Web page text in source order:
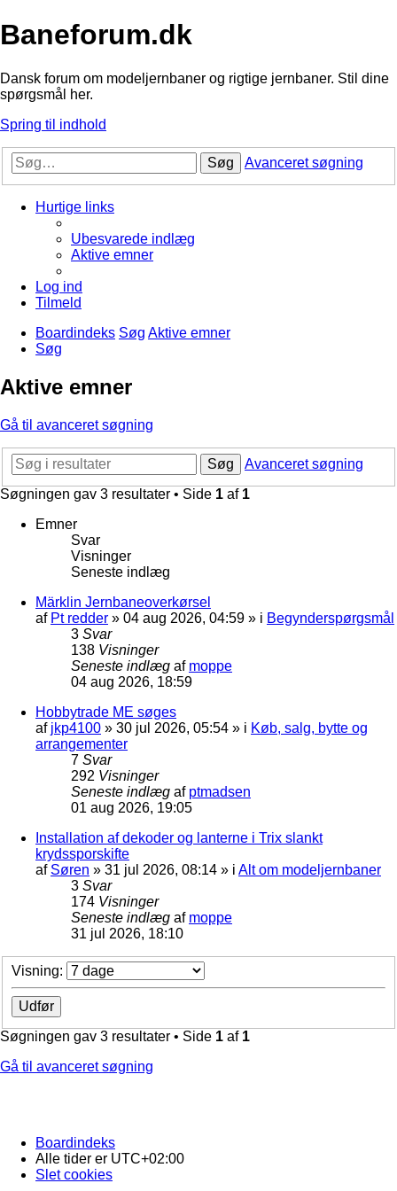
Baneforum.dk
Dansk forum om modeljernbaner og rigtige jernbaner. Stil dine
spørgsmål her.
Spring til indhold
Søg Avanceret søgning
Hurtige links
Ubesvarede indlæg
Aktive emner
Log ind
Tilmeld
Boardindeks Søg Aktive emner
Søg
Aktive emner
Gå til avanceret søgning
Søg
Avanceret søgning
Søgningen gav 3 resultater • Side 1 af 1
Emner
Svar
Visninger
Seneste indlæg
Märklin Jernbaneoverkørsel
af Pt redder » 04 aug 2026, 04:59 » i Begynderspørgsmål
3 Svar
138 Visninger
Seneste indlæg af moppe
04 aug 2026, 18:59
Hobbytrade ME søges
af jkp4100 » 30 jul 2026, 05:54 » i Køb, salg, bytte og
arrangementer
7 Svar
292 Visninger
Seneste indlæg af ptmadsen
01 aug 2026, 19:05
Installation af dekoder og lanterne i Trix slankt
krydssporskifte
af Søren » 31 jul 2026, 08:14 » i Alt om modeljernbaner
3 Svar
174 Visninger
Seneste indlæg af moppe
31 jul 2026, 18:10
Visning:
Søgningen gav 3 resultater • Side 1 af 1
Gå til avanceret søgning
Boardindeks
Alle tider er UTC+02:00
Slet cookies